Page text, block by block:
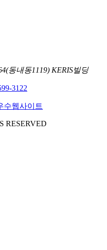
동내동1119) KERIS빌딩
3122
RESERVED